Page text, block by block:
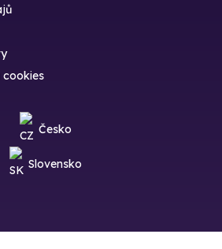
cookies
Česko
Slovensko